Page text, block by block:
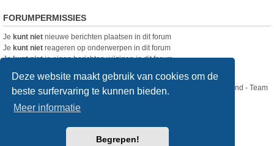
Deze website maakt gebruik van cookies om de
beste surfervaring te kunnen bieden.
Meer informatie
Begrepen!
FORUMPERMISSIES
Je kunt niet nieuwe berichten plaatsen in dit forum
Je kunt niet reageren op onderwerpen in dit forum
Jekunt nietje eigen berichten wijzigen in dit forum
Nikon Club Nederland - Team
Forum
Copyright © Nikon Club Nederland 2023
® Forum Software © phpBB Limited